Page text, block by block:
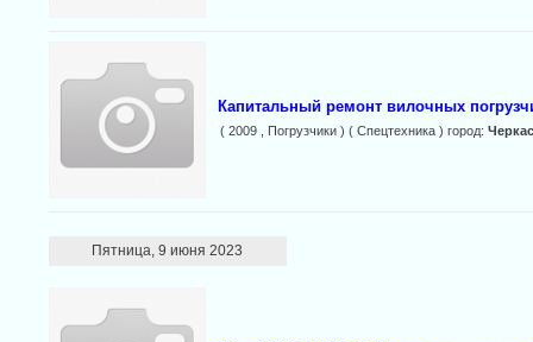
Капитальный ремонт вилочных
( 2009 , Погрузчики ) ( Спецтехника ) город:
Пятница, 9 июня 2023